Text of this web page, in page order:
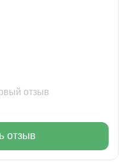
отзыв
отзыв